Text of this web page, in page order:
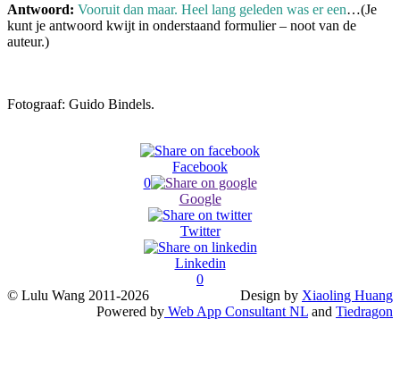
Antwoord: Vooruit dan maar. Heel lang geleden was er een…(Je
kunt je antwoord kwijt in onderstaand formulier – noot van de
auteur.)
Fotograaf: Guido Bindels.
Facebook
0
Google
Twitter
Linkedin
0
© Lulu Wang 2011-2026
Design by Xiaoling Huang
Powered by Web App Consultant NL and Tiedragon